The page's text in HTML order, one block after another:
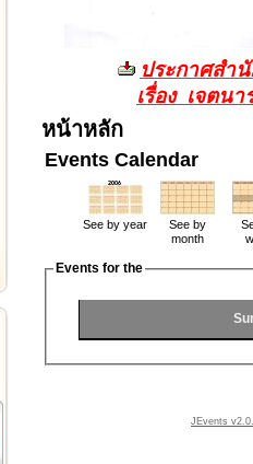
ประกาศสำ
เรื่อง เจตน
หน้าหลัก
Events Calendar
See by year
See by
month
Events for the
JEvents